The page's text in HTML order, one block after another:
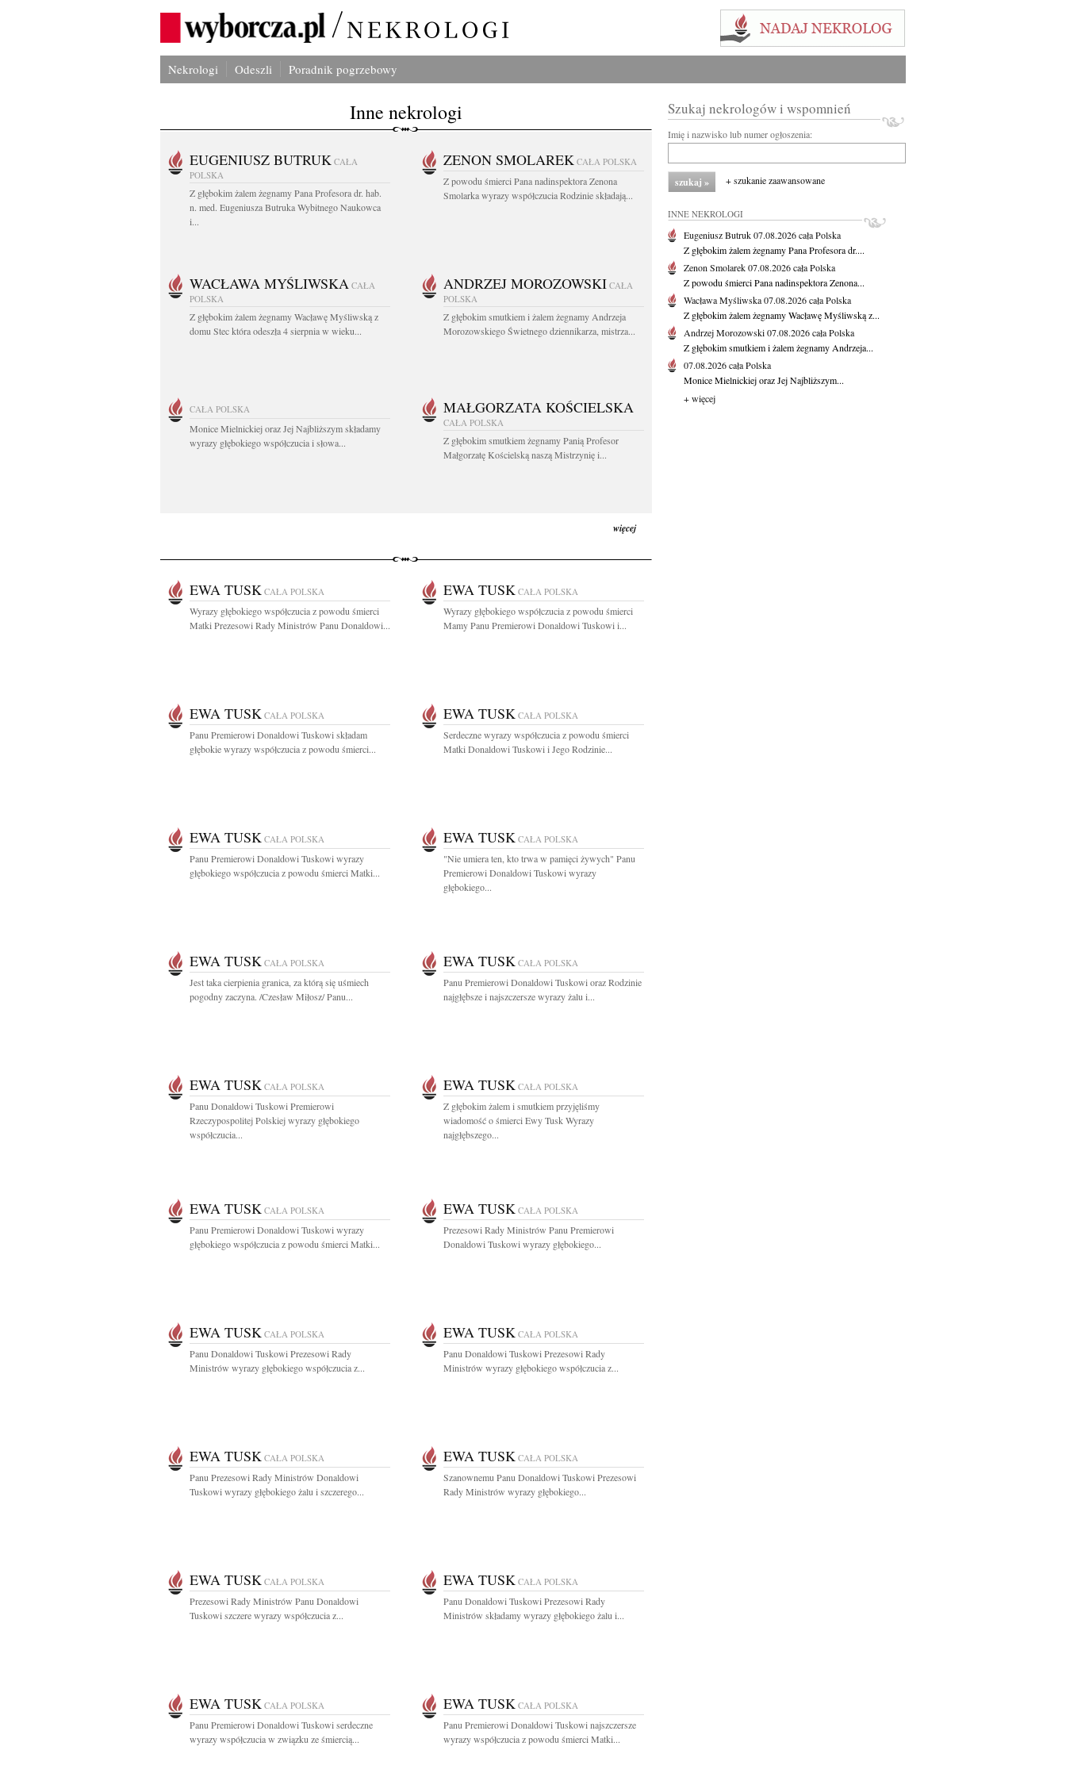
Nekrologi Odeszli Poradnik pogrzebowy
Inne nekrologi
EUGENIUSZ BUTRUK CAŁA
POLSKA
Z głębokim żalem żegnamy Pana Profesora dr. hab.
n. med. Eugeniusza Butruka Wybitnego Naukowca
i...
ZENON SMOLAREK CAŁA POLSKA
Z powodu śmierci Pana nadinspektora Zenona
Smolarka wyrazy współczucia Rodzinie składają...
WACŁAWA MYŚLIWSKA CAŁA
POLSKA
Z głębokim żalem żegnamy Wacławę Myśliwską z
domu Stec która odeszła 4 sierpnia w wieku...
ANDRZEJ MOROZOWSKI CAŁA
POLSKA
Z głębokim smutkiem i żalem żegnamy Andrzeja
Morozowskiego Świetnego dziennikarza, mistrza...
CAŁA POLSKA
Monice Mielnickiej oraz Jej Najbliższym składamy
wyrazy głębokiego współczucia i słowa...
MAŁGORZATA KOŚCIELSKA
CAŁA POLSKA
Z głębokim smutkiem żegnamy Panią Profesor
Małgorzatę Kościelską naszą Mistrzynię i...
więcej
EWA TUSK CAŁA POLSKA
Wyrazy głębokiego współczucia z powodu śmierci
Matki Prezesowi Rady Ministrów Panu Donaldowi...
EWA TUSK CAŁA POLSKA
Wyrazy głębokiego współczucia z powodu śmierci
Mamy Panu Premierowi Donaldowi Tuskowi i...
EWA TUSK CAŁA POLSKA
Panu Premierowi Donaldowi Tuskowi składam
głębokie wyrazy współczucia z powodu śmierci...
EWA TUSK CAŁA POLSKA
Serdeczne wyrazy współczucia z powodu śmierci
Matki Donaldowi Tuskowi i Jego Rodzinie...
EWA TUSK CAŁA POLSKA
Panu Premierowi Donaldowi Tuskowi wyrazy
głębokiego współczucia z powodu śmierci Matki...
EWA TUSK CAŁA POLSKA
"Nie umiera ten, kto trwa w pamięci żywych" Panu
Premierowi Donaldowi Tuskowi wyrazy
głębokiego...
EWA TUSK CAŁA POLSKA
Jest taka cierpienia granica, za którą się uśmiech
pogodny zaczyna. /Czesław Miłosz/ Panu...
EWA TUSK CAŁA POLSKA
Panu Premierowi Donaldowi Tuskowi oraz Rodzinie
najgłębsze i najszczersze wyrazy żalu i...
EWA TUSK CAŁA POLSKA
Panu Donaldowi Tuskowi Premierowi
Rzeczypospolitej Polskiej wyrazy głębokiego
współczucia...
EWA TUSK CAŁA POLSKA
Z głębokim żalem i smutkiem przyjęliśmy
wiadomość o śmierci Ewy Tusk Wyrazy
najgłębszego...
EWA TUSK CAŁA POLSKA
Panu Premierowi Donaldowi Tuskowi wyrazy
głębokiego współczucia z powodu śmierci Matki...
EWA TUSK CAŁA POLSKA
Prezesowi Rady Ministrów Panu Premierowi
Donaldowi Tuskowi wyrazy głębokiego...
EWA TUSK CAŁA POLSKA
Panu Donaldowi Tuskowi Prezesowi Rady
Ministrów wyrazy głębokiego współczucia z...
EWA TUSK CAŁA POLSKA
Panu Donaldowi Tuskowi Prezesowi Rady
Ministrów wyrazy głębokiego współczucia z...
EWA TUSK CAŁA POLSKA
Panu Prezesowi Rady Ministrów Donaldowi
Tuskowi wyrazy głębokiego żalu i szczerego...
EWA TUSK CAŁA POLSKA
Szanownemu Panu Donaldowi Tuskowi Prezesowi
Rady Ministrów wyrazy głębokiego...
EWA TUSK CAŁA POLSKA
Prezesowi Rady Ministrów Panu Donaldowi
Tuskowi szczere wyrazy współczucia z...
EWA TUSK CAŁA POLSKA
Panu Donaldowi Tuskowi Prezesowi Rady
Ministrów składamy wyrazy głębokiego żalu i...
EWA TUSK CAŁA POLSKA
Panu Premierowi Donaldowi Tuskowi serdeczne
wyrazy współczucia w związku ze śmiercią...
EWA TUSK CAŁA POLSKA
Panu Premierowi Donaldowi Tuskowi najszczersze
wyrazy współczucia z powodu śmierci Matki...
Szukaj nekrologów i wspomnień
Imię i nazwisko lub numer ogłoszenia:
+ szukanie zaawansowane
INNE NEKROLOGI
Eugeniusz Butruk07.08.2026cała Polska
Z głębokim żalem żegnamy Pana Profesora dr....
Zenon Smolarek07.08.2026cała Polska
Z powodu śmierci Pana nadinspektora Zenona...
Wacława Myśliwska07.08.2026cała Polska
Z głębokim żalem żegnamy Wacławę Myśliwską z...
Andrzej Morozowski07.08.2026cała Polska
Z głębokim smutkiem i żalem żegnamy Andrzeja...
07.08.2026cała Polska
Monice Mielnickiej oraz Jej Najbliższym...
+ więcej